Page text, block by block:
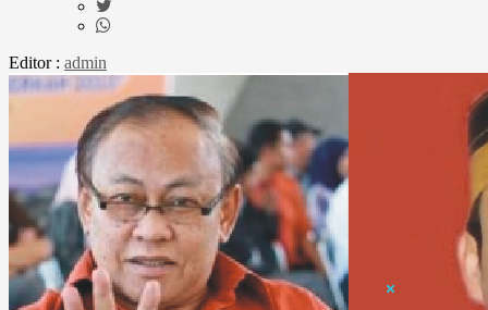
Editor : admin